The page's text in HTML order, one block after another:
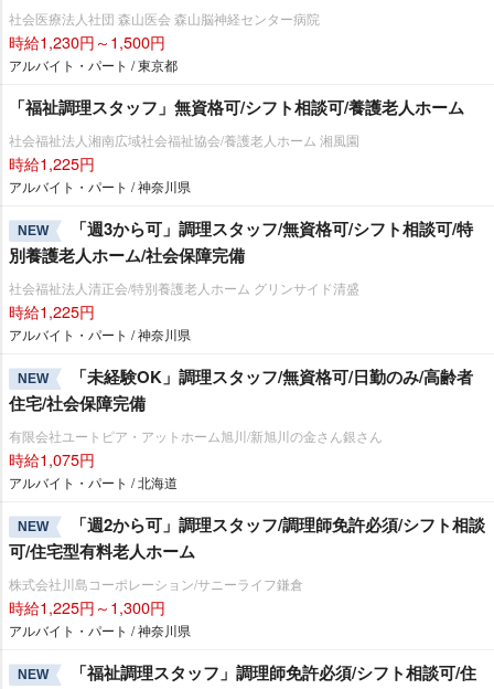
社会医療法人社団 森山医会 森山脳神経センター病院
時給1,230円～1,500円
アルバイト・パート / 東京都
「福祉調理スタッフ」無資格可/シフト相談可/養護老人ホーム
社会福祉法人湘南広域社会福祉協会/養護老人ホーム 湘風園
時給1,225円
アルバイト・パート / 神奈川県
NEW
「週3から可」調理スタッフ/無資格可/シフト相談可/特
別養護老人ホーム/社会保障完備
社会福祉法人清正会/特別養護老人ホーム グリンサイド清盛
時給1,225円
アルバイト・パート / 神奈川県
NEW
「未経験OK」調理スタッフ/無資格可/日勤のみ/高齢者
住宅/社会保障完備
有限会社ユートピア・アットホーム旭川/新旭川の金さん銀さん
時給1,075円
アルバイト・パート / 北海道
NEW
「週2から可」調理スタッフ/調理師免許必須/シフト相談
可/住宅型有料老人ホーム
株式会社川島コーポレーション/サニーライフ鎌倉
時給1,225円～1,300円
アルバイト・パート / 神奈川県
NEW
「福祉調理スタッフ」調理師免許必須/シフト相談可/住